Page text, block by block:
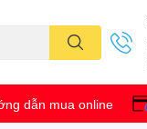
dẫn mua online